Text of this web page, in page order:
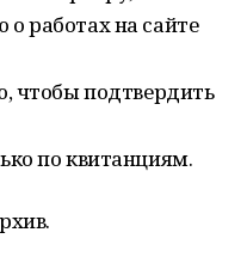
работах на сайте
чтобы подтвердить
по квитанциям.